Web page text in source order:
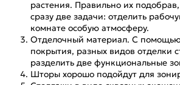
растения. Правильно их
сразу две задачи: отделить
комнате особую атмосферу.
Отделочный материал. С
покрытия, разных видов отделки
разделить две функциональные
Шторы хорошо подойдут для